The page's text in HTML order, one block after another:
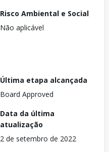
Risco Ambiental e Social
Não aplicável
Última etapa alcançada
Board Approved
Data da última
atualização
2 de setembro de 2022